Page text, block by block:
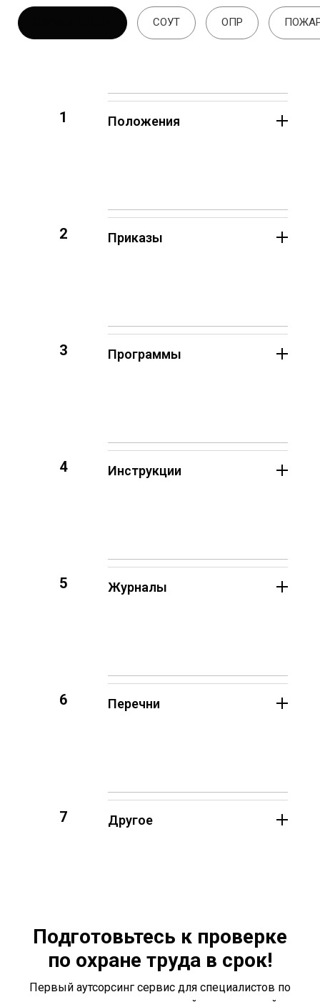
СОУТ ОПР
1 Положения
2 Приказы
3 Программы
4 Инструкции
5 Журналы
6 Перечни
7 Другое
Подготовьтесь к проверке
по охране труда в срок!
Первый аутсорсинг сервис для специалистов по